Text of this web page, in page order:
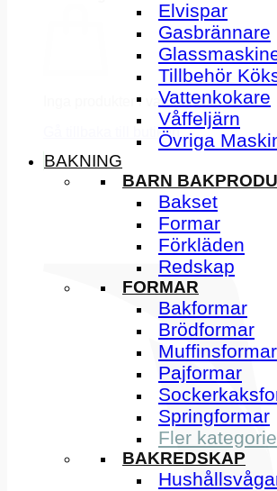
Inga produkter i varukorgen.
Gå tillbaka till butiken
Elvispar
Gasbrännare
Tillbehör
Vattenkokare
Våffeljärn
Övriga
BAKNING
BARN
Bakset
Formar
Förkläden
Redskap
FORMAR
Bakformar
Brödformar
Muffinsformar
Pajformar
Springformar
Fler
BAKREDSKAP